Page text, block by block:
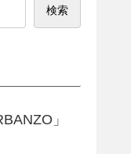
検索
」